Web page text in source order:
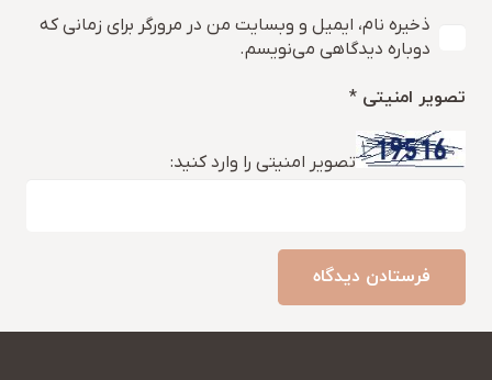
ذخیره نام، ایمیل و وبسایت من در مرورگر برای زمانی که
دوباره دیدگاهی می‌نویسم.
تصویر امنیتی *
تصویر امنیتی را وارد کنید:
فرستادن دیدگاه